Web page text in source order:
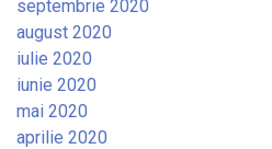
septembrie 2020
august 2020
iulie 2020
iunie 2020
mai 2020
aprilie 2020